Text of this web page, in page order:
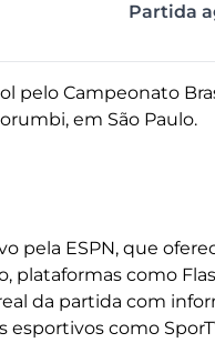
Partida
pelo Campeonato
em São Paulo.
pela ESPN, que
plataformas como
da partida com
esportivos como